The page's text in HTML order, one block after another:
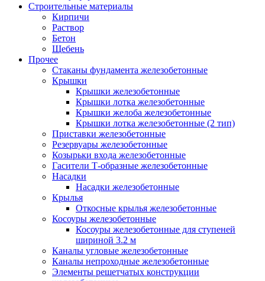
Строительные материалы
Кирпичи
Раствор
Бетон
Щебень
Прочее
Стаканы фундамента железобетонные
Крышки
Крышки железобетонные
Крышки лотка железобетонные
Крышки желоба железобетонные
Крышки лотка железобетонные (2 тип)
Приставки железобетонные
Резервуары железобетонные
Козырьки входа железобетонные
Гасители Т-образные железобетонные
Насадки
Насадки железобетонные
Крылья
Откосные крылья железобетонные
Косоуры железобетонные
Косоуры железобетонные для ступеней
шириной 3.2 м
Каналы угловые железобетонные
Каналы непроходные железобетонные
Элементы решетчатых конструкции